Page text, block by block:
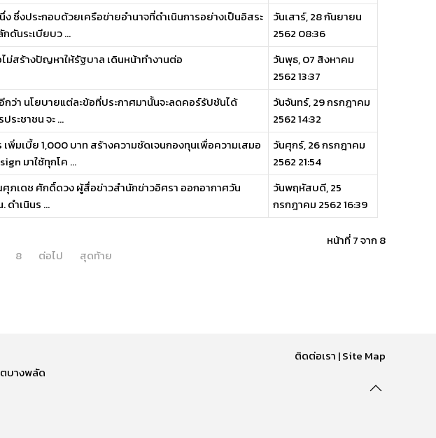
ซึ่งประกอบด้วยเครือข่ายอำนาจที่ดำเนินการอย่างเป็นอิสระ
ดันระเบียบว ...
วันเสาร์, 28 กันยายน
2562 08:36
สร้างปัญหาให้รัฐบาล เดินหน้าทำงานต่อ
วันพุธ, 07 สิงหาคม
2562 13:37
กว่า นโยบายแต่ละข้อที่ประกาศมานั้นจะลดคอร์รัปชันได้
ระชาชน จะ ...
วันจันทร์, 29 กรกฎาคม
2562 14:32
มเบี้ย 1,000 บาท สร้างความชัดเจนกองทุนเพื่อความเสมอ
มาใช้ทุกโค ...
วันศุกร์, 26 กรกฎาคม
2562 21:54
เดช ศักดิ์ดวง ผู้สื่อข่าวสำนักข่าวอิศรา ออกอากาศวัน
ดำเนินร ...
วันพฤหัสบดี, 25
กรกฎาคม 2562 16:39
หน้าที่ 7 จาก 8
8 ต่อไป สุดท้าย
ตบางพลัด
ติดต่อเรา |Site Map